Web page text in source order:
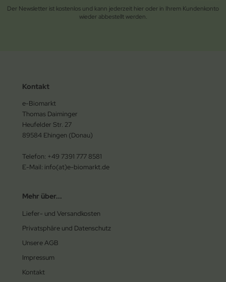
Der Newsletter ist kostenlos und kann jederzeit hier oder in Ihrem Kundenkonto
wieder abbestellt werden.
Kontakt
e-Biomarkt
Thomas Daiminger
Heufelder Str. 27
89584 Ehingen (Donau)
Telefon: +49 7391 777 8581
E-Mail: info(at)e-biomarkt.de
Mehr über...
Liefer- und Versandkosten
Privatsphäre und Datenschutz
Unsere AGB
Impressum
Kontakt